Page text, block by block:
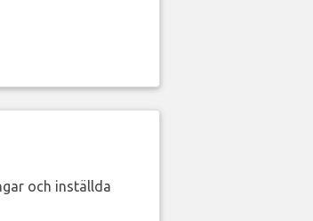
och inställda